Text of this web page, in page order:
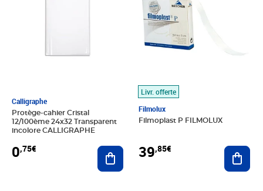
Calligraphe
Protège-cahier Cristal
12/100ème 24x32 Transparent
incolore CALLIGRAPHE
0,75€ Ajouter au panier
Livr. offerte
Filmolux
Filmoplast P FILMOLUX
39,85€